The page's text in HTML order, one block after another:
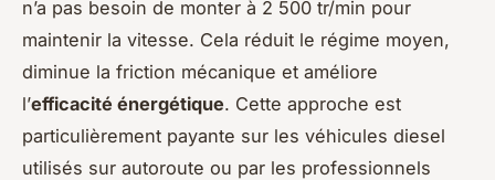
n’a pas besoin de monter à 2 500 tr/min pour
maintenir la vitesse. Cela réduit le régime moyen,
diminue la friction mécanique et améliore
l’efficacité énergétique. Cette approche est
particulièrement payante sur les véhicules diesel
utilisés sur autoroute ou par les professionnels